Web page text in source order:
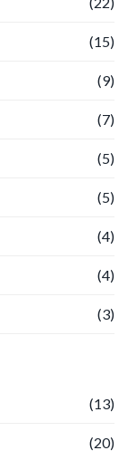
(15)
(9)
(7)
(5)
(5)
(4)
(4)
(3)
(13)
(20)